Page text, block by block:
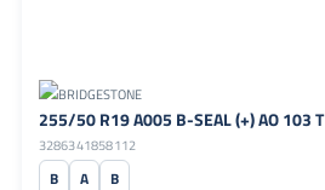
255/50 R19 A005 B-SEAL (+) AO 103 T
3286341858112
B A B